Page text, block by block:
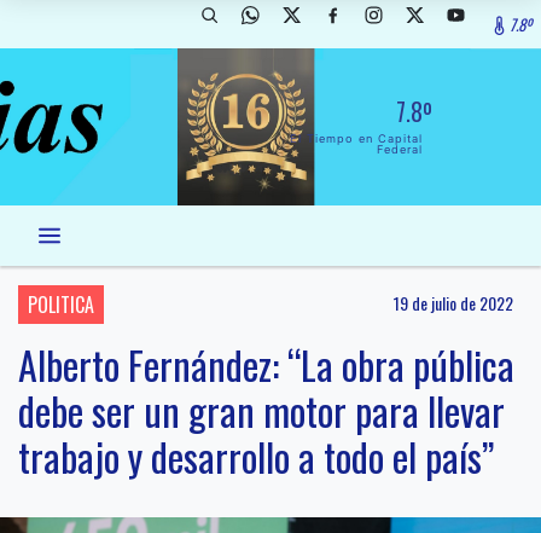
7.8º
7.8º
El Tiempo en Capital
Federal
POLITICA 19 de julio de 2022
Alberto Fernández: “La obra pública
debe ser un gran motor para llevar
trabajo y desarrollo a todo el país”